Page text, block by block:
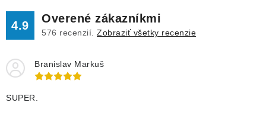
a
c
e
r
4.9
Overené zákazníkmi
576 recenzií. Zobraziť všetky recenzie
Branislav Markuš
SUPER.